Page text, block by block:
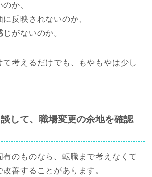
か、
反映されないのか、
がないのか。
て考えるだけでも、もやもやは少し
して、職場変更の余地を確認
有のものなら、転職まで考えなくて
改善することがあります。